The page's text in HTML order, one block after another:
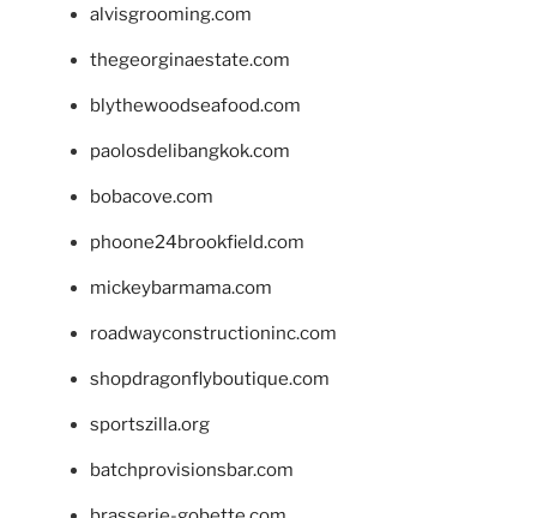
alvisgrooming.com
thegeorginaestate.com
blythewoodseafood.com
paolosdelibangkok.com
bobacove.com
phoone24brookfield.com
mickeybarmama.com
roadwayconstructioninc.com
shopdragonflyboutique.com
sportszilla.org
batchprovisionsbar.com